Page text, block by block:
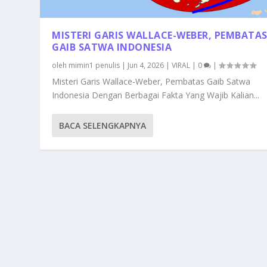
MISTERI GARIS WALLACE-WEBER, PEMBATAS
GAIB SATWA INDONESIA
oleh mimin1 penulis Jun 4, 2026 |VIRAL 0 |
Misteri Garis Wallace-Weber, Pembatas Gaib Satwa
Indonesia Dengan Berbagai Fakta Yang Wajib Kalian...
BACA SELENGKAPNYA